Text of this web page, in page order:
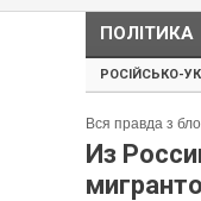
ПОЛІТИКА
РОСІЙСЬКО-
Вся правда з
Из